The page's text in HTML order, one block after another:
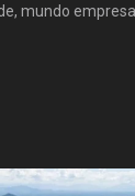
mundo